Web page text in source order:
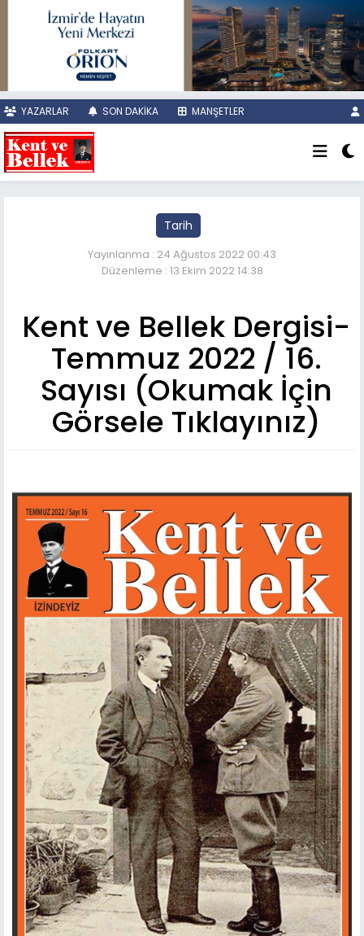
YAZARLAR SON DAKİKA MANŞETLER
Tarih
Yayınlanma : 24 Ağustos 2022 00:43
Düzenleme : 13 Ekim 2022 14:38
Kent ve Bellek Dergisi-
Temmuz 2022 / 16.
Sayısı (Okumak İçin
Görsele Tıklayınız)